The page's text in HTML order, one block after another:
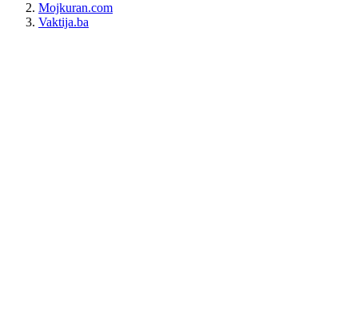
Mojkuran.com
Vaktija.ba